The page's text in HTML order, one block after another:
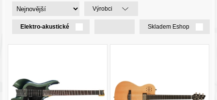
Zvuk&Studio
Výrobci
Elektro-akustické Skladem Eshop